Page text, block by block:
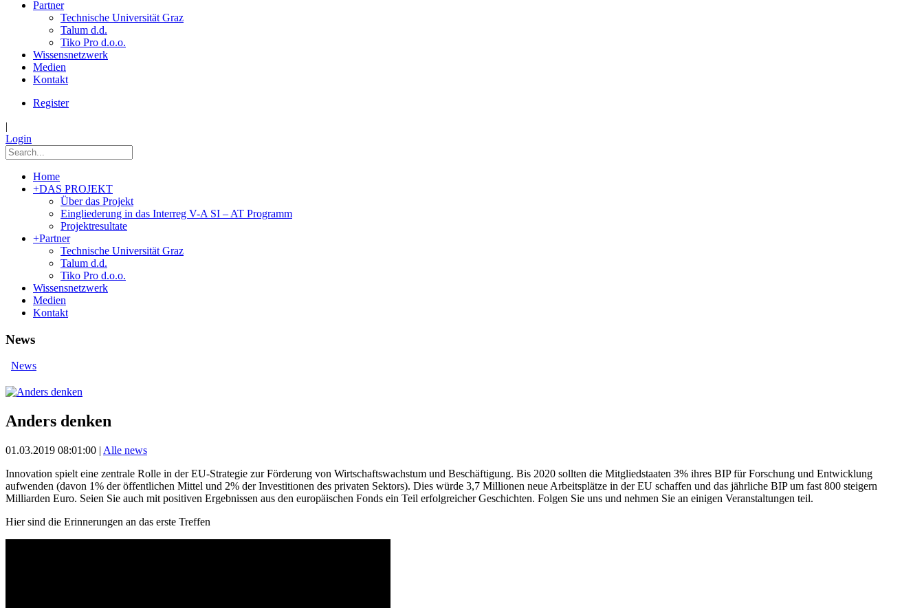
Partner
Technische Universität Graz
Talum d.d.
Tiko Pro d.o.o.
Wissensnetzwerk
Medien
Kontakt
Register
|
Login
Home
+DAS PROJEKT
Über das Projekt
Eingliederung in das Interreg V-A SI – AT Programm
Projektresultate
+Partner
Technische Universität Graz
Talum d.d.
Tiko Pro d.o.o.
Wissensnetzwerk
Medien
Kontakt
News
News
Anders denken
01.03.2019 08:01:00 | Alle news
Innovation spielt eine zentrale Rolle in der EU-Strategie zur Förderung von Wirtschaftswachstum und Beschäftigung. Bis 2020 sollten die Mitgliedstaaten 3% ihres BIP für Forschung und Entwicklung
aufwenden (davon 1% der öffentlichen Mittel und 2% der Investitionen des privaten Sektors). Dies würde 3,7 Millionen neue Arbeitsplätze in der EU schaffen und das jährliche BIP um fast 800 steigern
Milliarden Euro. Seien Sie auch mit positiven Ergebnissen aus den europäischen Fonds ein Teil erfolgreicher Geschichten. Folgen Sie uns und nehmen Sie an einigen Veranstaltungen teil.
Hier sind die Erinnerungen an das erste Treffen